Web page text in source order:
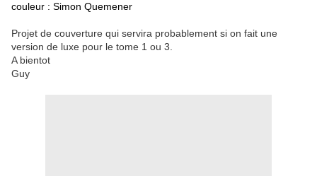
couleur : Simon Quemener
Projet de couverture qui servira probablement si on fait une
version de luxe pour le tome 1 ou 3.
A bientot
Guy